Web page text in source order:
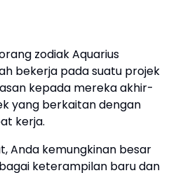
zodiak Aquarius
bekerja pada suatu projek
kepada mereka akhir-
yang berkaitan dengan
kerja.
Anda kemungkinan besar
keterampilan baru dan